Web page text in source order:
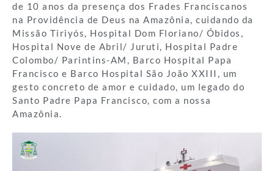
de 10 anos da presença dos Frades Franciscanos
na Providência de Deus na Amazônia, cuidando da
Missão Tiriyós, Hospital Dom Floriano/ Óbidos,
Hospital Nove de Abril/ Juruti, Hospital Padre
Colombo/ Parintins-AM, Barco Hospital Papa
Francisco e Barco Hospital São João XXIII, um
gesto concreto de amor e cuidado, um legado do
Santo Padre Papa Francisco, com a nossa
Amazônia.